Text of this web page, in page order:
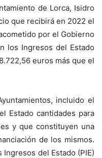
de Lorca, Isidro
que recibirá en 2022 el
por el Gobierno
los Ingresos del Estado
euros más que el
incluido el
Estado cantidades para
y que constituyen una
de los mismos.
del Estado (PIE)